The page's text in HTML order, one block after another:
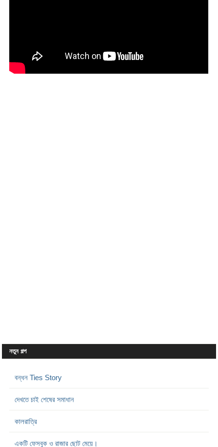
নতুন গল্প
বন্ধন Ties Story
দেখতে চাই শেষের সমাধান
কালরাত্রি
একটি ফেসবুক ও রাজার ছোট মেয়ে।